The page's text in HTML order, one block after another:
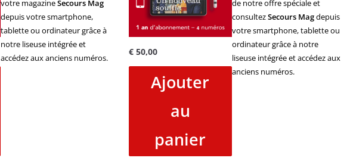
votre magazineSecours Mag
depuis votre smartphone,
tablette ou ordinateur grâce à
notre liseuse intégrée et
accédez aux anciens numéros.
€50,00
Ajouter
au
panier
de notre offre spéciale et
consultezSecours Magdepuis
votre smartphone, tablette ou
ordinateur grâce à notre
liseuse intégrée et accédez aux
anciens numéros.